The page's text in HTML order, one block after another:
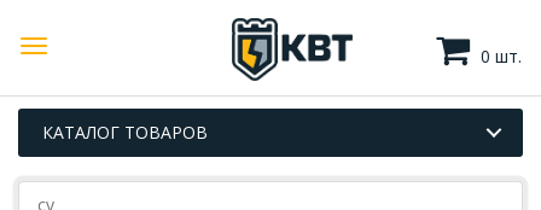
0 шт.
КАТАЛОГ ТОВАРОВ